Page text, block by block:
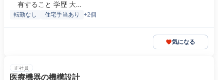
有すること 学歴 大...
転勤なし 住宅手当あり +2個
気になる
正社員
医療機器の機構設計